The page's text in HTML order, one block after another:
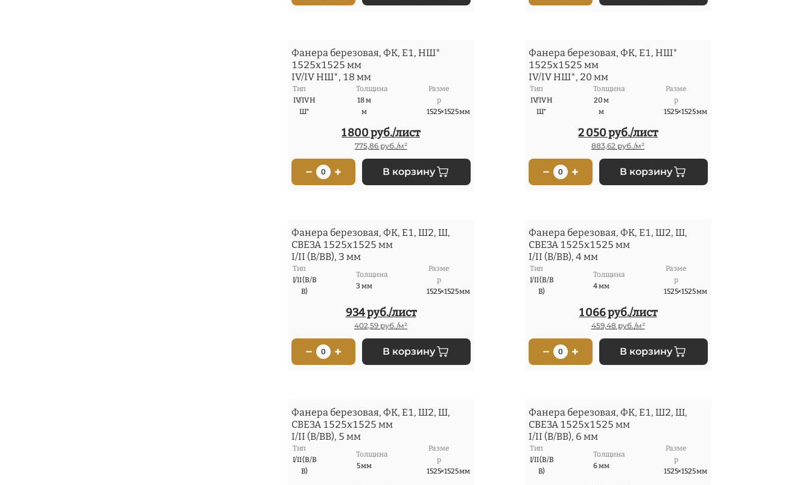
Фанера березовая, ФК, Е1, НШ*
1525x1525 мм
IV/IV НШ*, 18 мм
Тип
IV/IV Н
Ш*
Толщина
18 м
м
Разме
р
1525×1525 мм
1 800 руб./лист
775,86 руб./м²
− 0 + В корзину
Фанера березовая, ФК, Е1, НШ*
1525x1525 мм
IV/IV НШ*, 20 мм
Тип
IV/IV Н
Ш*
Толщина
20 м
м
Разме
р
1525×1525 мм
2 050 руб./лист
883,62 руб./м²
− 0 + В корзину
Фанера березовая, ФК, Е1, Ш2, Ш,
СВЕЗА 1525x1525 мм
I/II (В/ВВ), 3 мм
Тип
I/II (В/В
В)
Толщина
3 мм
Разме
р
1525×1525 мм
934 руб./лист
402,59 руб./м²
− 0 + В корзину
Фанера березовая, ФК, Е1, Ш2, Ш,
СВЕЗА 1525x1525 мм
I/II (В/ВВ), 4 мм
Тип
I/II (В/В
В)
Толщина
4 мм
Разме
р
1525×1525 мм
1 066 руб./лист
459,48 руб./м²
− 0 + В корзину
Фанера березовая, ФК, Е1, Ш2, Ш,
СВЕЗА 1525x1525 мм
I/II (В/ВВ), 5 мм
Тип
I/II (В/В
В)
Толщина
5 мм
Разме
р
1525×1525 мм
Фанера березовая, ФК, Е1, Ш2, Ш,
СВЕЗА 1525x1525 мм
I/II (В/ВВ), 6 мм
Тип
I/II (В/В
В)
Толщина
6 мм
Разме
р
1525×1525 мм